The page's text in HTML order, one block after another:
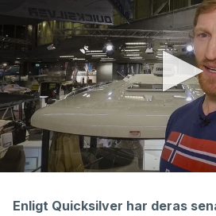
Enligt Quicksilver har deras